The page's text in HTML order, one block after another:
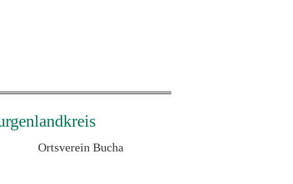
Ortsverein Bucha